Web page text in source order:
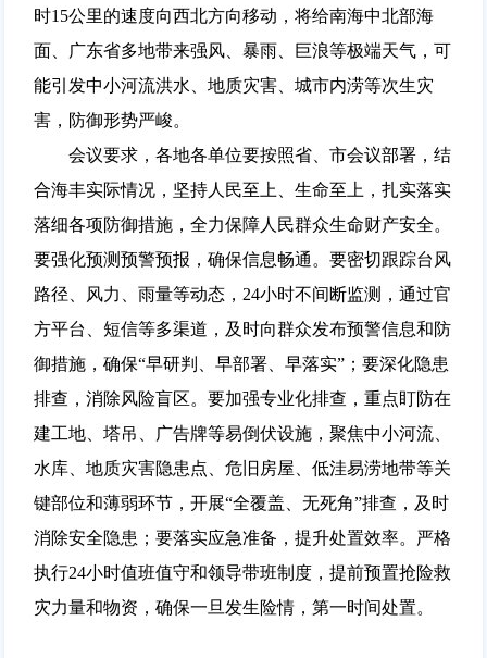
时15公里的速度向西北方向移动，将给南海中北部海
面、广东省多地带来强风、暴雨、巨浪等极端天气，可
能引发中小河流洪水、地质灾害、城市内涝等次生灾
害，防御形势严峻。
会议要求，各地各单位要按照省、市会议部署，结
合海丰实际情况，坚持人民至上、生命至上，扎实落实
落细各项防御措施，全力保障人民群众生命财产安全。
要强化预测预警预报，确保信息畅通。要密切跟踪台风
路径、风力、雨量等动态，24小时不间断监测，通过官
方平台、短信等多渠道，及时向群众发布预警信息和防
御措施，确保“早研判、早部署、早落实”；要深化隐患
排查，消除风险盲区。要加强专业化排查，重点盯防在
建工地、塔吊、广告牌等易倒伏设施，聚焦中小河流、
水库、地质灾害隐患点、危旧房屋、低洼易涝地带等关
键部位和薄弱环节，开展“全覆盖、无死角”排查，及时
消除安全隐患；要落实应急准备，提升处置效率。严格
执行24小时值班值守和领导带班制度，提前预置抢险救
灾力量和物资，确保一旦发生险情，第一时间处置。